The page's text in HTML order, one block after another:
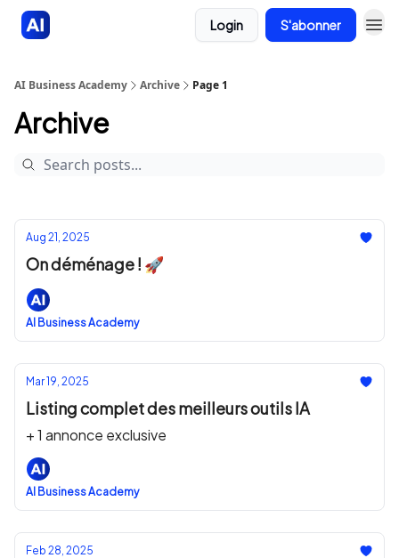
Login S'abonner
AI Business Academy Archive Page 1
Archive
Aug 21, 2025
On déménage ! 🚀
AI Business Academy
Mar 19, 2025
Listing complet des meilleurs outils IA
+ 1 annonce exclusive
AI Business Academy
Feb 28, 2025